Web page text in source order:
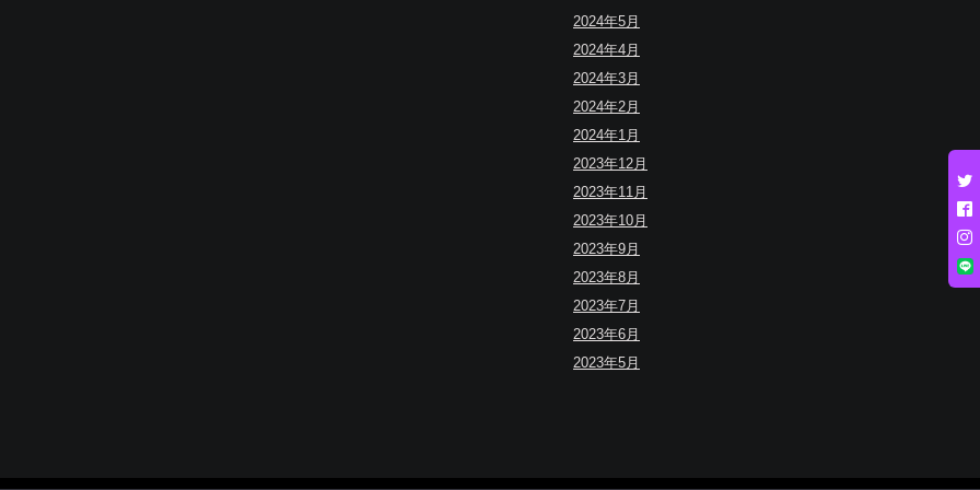
2024年5月
2024年4月
2024年3月
2024年2月
2024年1月
2023年12月
2023年11月
2023年10月
2023年9月
2023年8月
2023年7月
2023年6月
2023年5月